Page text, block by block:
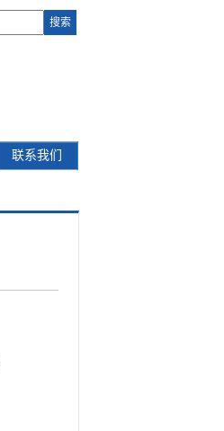
联系我们